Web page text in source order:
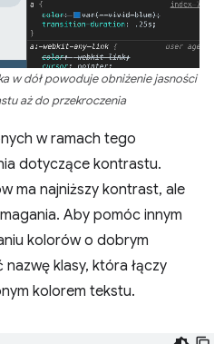
w dół powoduje obniżenie jasności
aż do przekroczenia
w ramach tego
dotyczące kontrastu.
ma najniższy kontrast, ale
Aby pomóc innym
kolorów o dobrym
klasy, która łączy
kolorem tekstu.